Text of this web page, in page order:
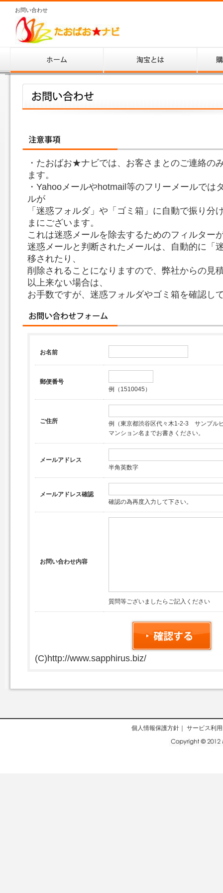
お問い合わせ
・たおばお★ナビでは、お客さまとのご連絡の
ます。
・Yahooメールやhotmail等のフリーメールでは
ルが
「迷惑フォルダ」や「ゴミ箱」に自動で振り分
まにございます。
これは迷惑メールを除去するためのフィルター
迷惑メールと判断されたメールは、自動的に「
移されたり、
削除されることになりますので、弊社からの見
以上来ない場合は、
お手数ですが、迷惑フォルダやゴミ箱を確認し
お名前
郵便番号
例（1510045）
ご住所
例（東京都渋谷区代々木1-2-3 サンプル
マンション名までお書きください。
メールアドレス
半角英数字
メールアドレス確認
確認の為再度入力して下さい。
お問い合わせ内容
質問等ございましたらご記入ください
(C)http://www.sapphirus.biz/
個人情報保護方針｜ サービス利